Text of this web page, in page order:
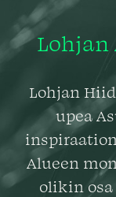
Lohjan
Lohjan
upea
Alueen
olikin